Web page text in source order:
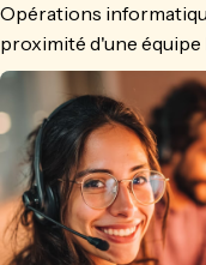
Opérations
proximité d'une équipe